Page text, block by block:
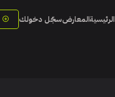
الرئيسيةالمعارضسجّل دخولك